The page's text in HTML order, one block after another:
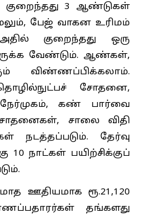
3 ஆண்டுகள்
பேஜ் வாகன உரிமம்
அதில் குறைந்தது ஒரு
வேண்டும். ஆண்கள்,
விண்ணப்பிக்கலாம்.
சோதனை,
கண் பார்வை
சாலை விதி
நடத்தப்படும். தேர்வு
10 நாட்கள் பயிற்சிக்குப்
ஊதியமாக ரூ.21,120
தங்களது